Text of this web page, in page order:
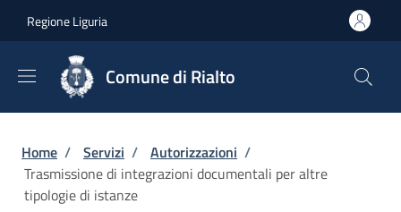
Regione Liguria
Comune di Rialto
Briciole di pane
Home / Servizi / Autorizzazioni /
Trasmissione di integrazioni documentali per altre
tipologie di istanze